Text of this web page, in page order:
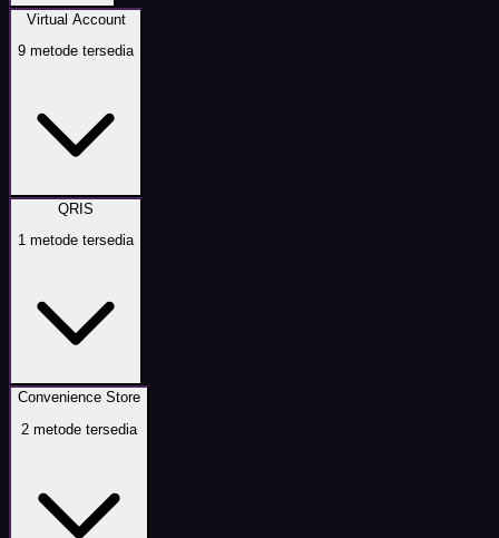
Virtual Account
9 metode tersedia
QRIS
1 metode tersedia
Convenience Store
2 metode tersedia